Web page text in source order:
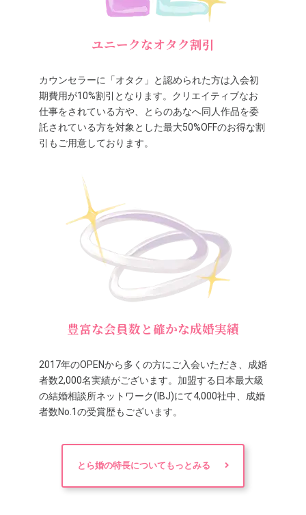
ユニークなオタク割引
カウンセラーに「オタク」と認められた方は入会初
期費用が10%割引となります。クリエイティブなお
仕事をされている方や、とらのあなへ同人作品を委
託されている方を対象とした最大50%OFFのお得な割
引もご用意しております。
豊富な会員数と確かな成婚実績
2017年のOPENから多くの方にご入会いただき、成婚
者数2,000名実績がございます。加盟する日本最大級
の結婚相談所ネットワーク(IBJ)にて4,000社中、成婚
者数No.1の受賞歴もございます。
とら婚の特長についてもっとみる